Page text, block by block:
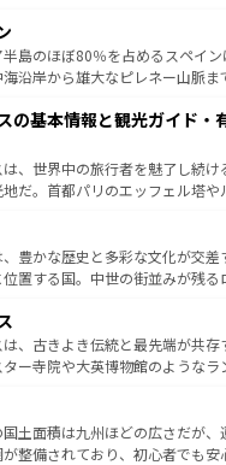
カーナの美しい田園風景やアマ
自然景観も見逃せない。観光の合
タなど、絶品のイタリア料理を
るイタリアで、忘れられない旅
のイタリア情報は
半島のほぼ80％を占めるスペイ
沿岸から雄大なピレネー山脈ま
くこの国では、情熱的なフラメ
そして美味しいタパスが生活の
マドリードの洗練された雰囲気や
れた街角から、地方では古代ロ
方によって風土や気候が異なるス
性で訪れる人を魅了する。 な
一覧を参照してほしい。
の基本情報と観光ガイド・
は、世界中の旅行者を魅了し続け
だ。首都パリのエッフェル塔や
い魅力が詰まっている。華麗な宮
しいビーチ、そして豊かな自然が
する。また、フランスは美食の国
ンパンの発祥地であるランス、
ベンダー畑など、多彩な楽しみ
リ以外の地域にも魅力が溢れてお
足を運ぶとそれぞれで全く異な
きるだろう。 なお、新着のフランス情報は
ほしい。
、豊かな歴史と多彩な文化が交
置する国。中世の街並みが残る
の国は、どこを歩いても飽きる
化的活気、バイエルン州のアル
ン川沿いのワイン畑といった風景
な人にはぜひ体験してほしい。 なお、新着
報はコンテンツ一覧を参照してほ
、古きよき伝統と最先端が共存
ター寺院や大英博物館のようなラ
異なる魅力がある。また、優雅
ビール好きにはたまらない英国
場だからこそできる体験も豊富
国土面積は九州ほどの広さだが
整備されており、初心者でも安